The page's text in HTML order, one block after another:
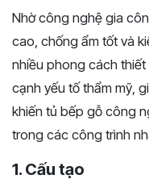
Nhờ công nghệ gia
cao, chống ẩm tốt và
nhiều phong cách thiết
cạnh yếu tố thẩm mỹ,
khiến tủ bếp gỗ công
trong các công trình
1. Cấu tạo